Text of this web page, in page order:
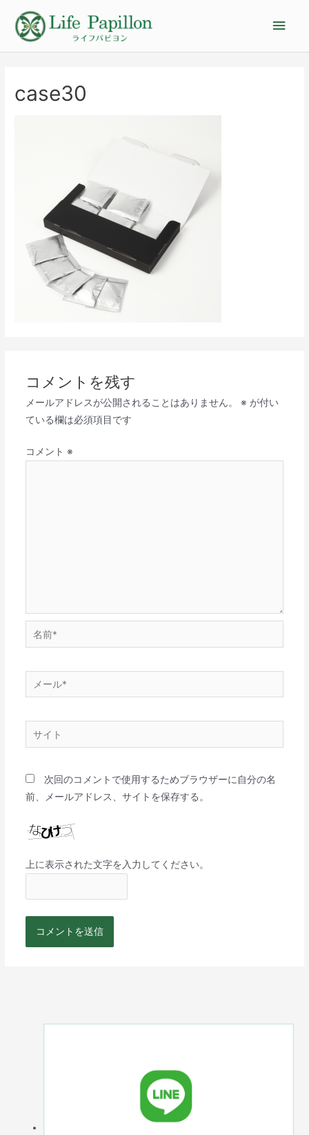
case30
コメントを残す
メールアドレスが公開されることはありません。 ※ が付い
ている欄は必須項目です
コメント ※
次回のコメントで使用するためブラウザーに自分の名
前、メールアドレス、サイトを保存する。
上に表示された文字を入力してください。